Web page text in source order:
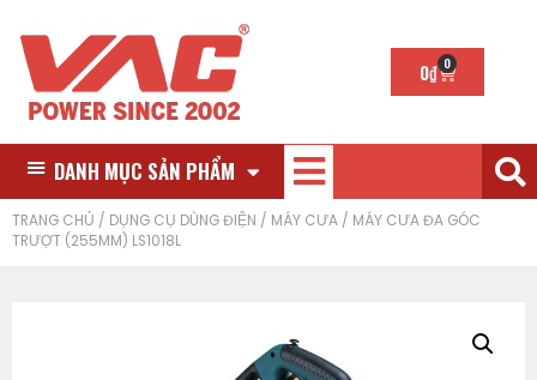
0₫ 0
DANH MỤC SẢN PHẨM
TRANG CHỦ / DỤNG CỤ DÙNG ĐIỆN / MÁY CƯA / MÁY CƯA ĐA GÓC
TRƯỢT (255MM) LS1018L